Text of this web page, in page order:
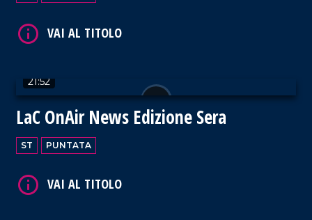
21:52
LaC OnAir News Edizione Sera
ST PUNTATA
VAI AL TITOLO
VAI AL TITOLO